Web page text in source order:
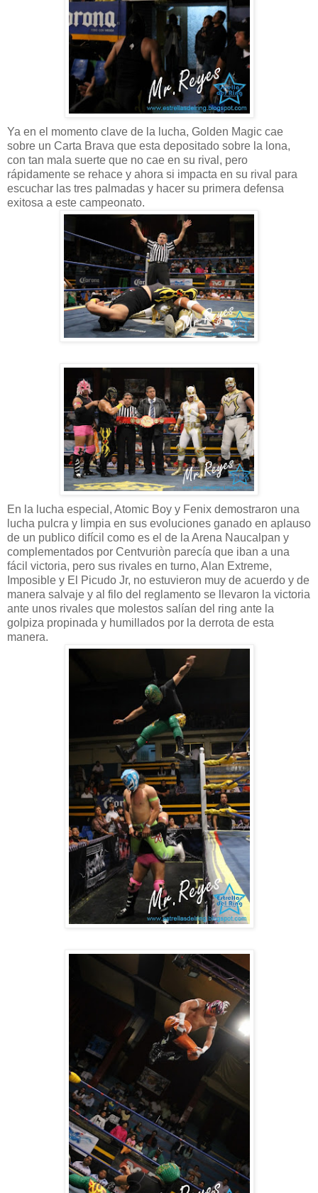
Ya en el momento clave de la lucha, Golden Magic cae
sobre un Carta Brava que esta depositado sobre la lona,
con tan mala suerte que no cae en su rival, pero
rápidamente se rehace y ahora si impacta en su rival para
escuchar las tres palmadas y hacer su primera defensa
exitosa a este campeonato.
En la lucha especial, Atomic Boy y Fenix demostraron una
lucha pulcra y limpia en sus evoluciones ganado en aplauso
de un publico difícil como es el de la Arena Naucalpan y
complementados por Centvuriòn parecía que iban a una
fácil victoria, pero sus rivales en turno, Alan Extreme,
Imposible y El Picudo Jr, no estuvieron muy de acuerdo y de
manera salvaje y al filo del reglamento se llevaron la victoria
ante unos rivales que molestos salían del ring ante la
golpiza propinada y humillados por la derrota de esta
manera.